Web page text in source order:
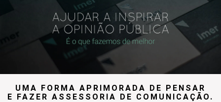
UMA FORMA APRIMORADA DE PENSAR
E FAZER ASSESSORIA DE COMUNICAÇÃO.